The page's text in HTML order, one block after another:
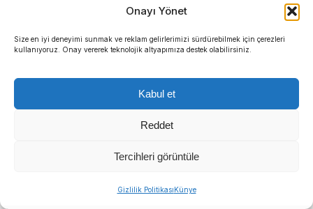
Onayı Yönet
Size en iyi deneyimi sunmak ve reklam gelirlerimizi sürdürebilmek için çerezleri
kullanıyoruz. Onay vererek teknolojik altyapımıza destek olabilirsiniz.
Kabul et
Reddet
Tercihleri görüntüle
Gizlilik PolitikasıKünye
11- Ezgi Tezcan Yaşar (Avukat)
12- Atıl Ulaş Bengi ( Tekniker)
13- Şakir Eviz (Firma sahibi)
14- Emrah Temel (Firma sahibi)
15- Hakan Tanır (Otel Sahibi)
16- Haşmet Akkuş (İş insanı)